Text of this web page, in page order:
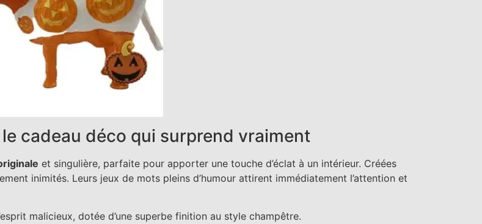
cadeau déco qui surprend vraiment
et singulière, parfaite pour apporter une touche d’éclat à un intérieur. Créées
inimités. Leurs jeux de mots pleins d’humour attirent immédiatement l’attention et
malicieux, dotée d’une superbe finition au style champêtre.